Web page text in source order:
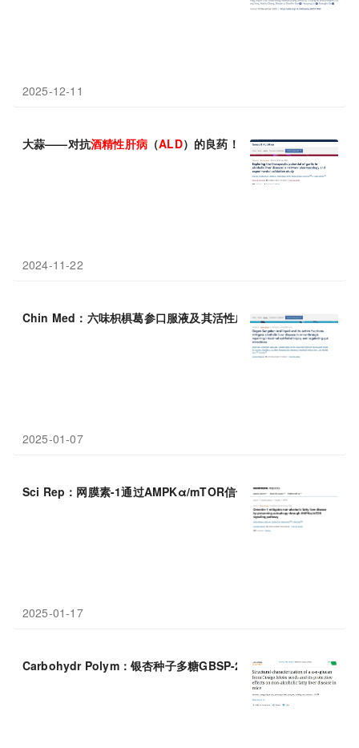
2025-12-11
大蒜——对抗酒精性肝病（ALD）的良药！Genes Nutr：大蒜素
2024-11-22
Chin Med：六味枳椇葛参口服液及其活性成分通过修复肠上皮损
2025-01-07
Sci Rep：网膜素-1通过AMPKα/mTOR信号通路保护自噬，为非
2025-01-17
Carbohydr Polym：银杏种子多糖GBSP-2或成非 酒精性脂肪肝